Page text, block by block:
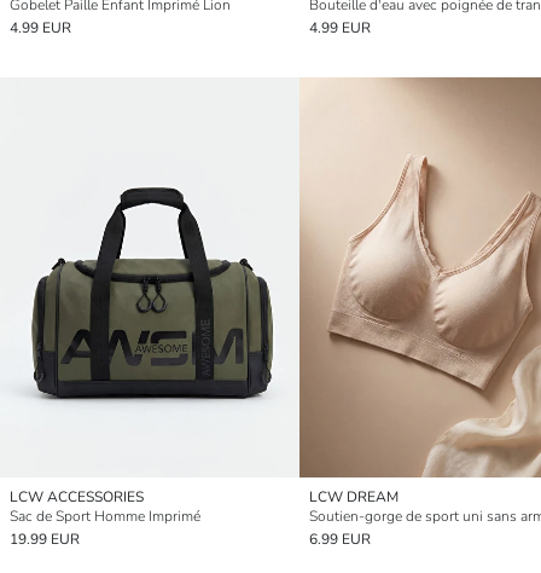
Gobelet Paille Enfant Imprimé Lion
4.99 EUR
4.99 EUR
LCW ACCESSORIES
Sac de Sport Homme Imprimé
19.99 EUR
LCW DREAM
6.99 EUR